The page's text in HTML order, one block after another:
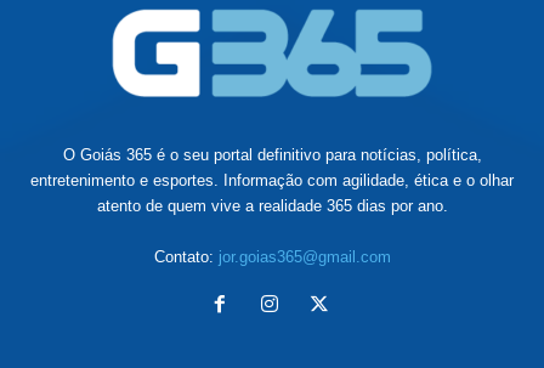
O Goiás 365 é o seu portal definitivo para notícias, política,
entretenimento e esportes. Informação com agilidade, ética e o olhar
atento de quem vive a realidade 365 dias por ano.
Contato: jor.goias365@gmail.com